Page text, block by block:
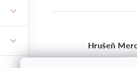
Hrušeň